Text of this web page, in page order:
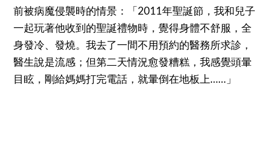
前被病魔侵襲時的情景：「2011年聖誕節，我和兒子
一起玩著他收到的聖誕禮物時，覺得身體不舒服，全
身發冷、發燒。我去了一間不用預約的醫務所求診，
醫生說是流感；但第二天情況愈發糟糕，我感覺頭暈
目眩，剛給媽媽打完電話，就暈倒在地板上……」